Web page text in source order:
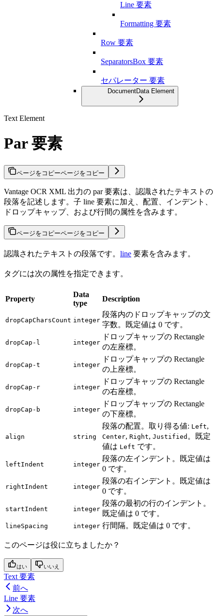
Line 要素
Formatting 要素
Row 要素
SeparatorsBox 要素
セパレーター 要素
DocumentData Element
Text Element
Par 要素
ページをコピーページをコピー
Vantage OCR XML 出力の par 要素は、認識されたテキストの
段落を記述します。子 line 要素に加え、配置、インデント、
ドロップキャップ、および行間の属性を含みます。
ページをコピーページをコピー
認識されたテキストの段落です。 line 要素を含みます。
タグには次の属性を指定できます。
Property
Data
type
Description
dropCapCharsCount integer
段落内のドロップキャップの文
字数。既定値は 0 です。
dropCap-l integer
ドロップキャップの Rectangle
の左座標。
dropCap-t integer
ドロップキャップの Rectangle
の上座標。
dropCap-r integer
ドロップキャップの Rectangle
の右座標。
dropCap-b integer
ドロップキャップの Rectangle
の下座標。
align string
段落の配置。取り得る値: Left,
Center, Right, Justified 。既定
値は Left です。
leftIndent integer
段落の左インデント。既定値は
0 です。
rightIndent integer
段落の右インデント。既定値は
0 です。
startIndent integer
段落の最初の行のインデント。
既定値は 0 です。
lineSpacing integer 行間隔。既定値は 0 です。
このページは役に立ちましたか？
はい いいえ
Text 要素
前へ
Line 要素
次へ